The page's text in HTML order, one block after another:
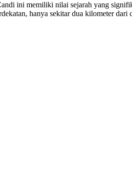
ini memiliki nilai sejarah yang
hanya sekitar dua kilometer dari